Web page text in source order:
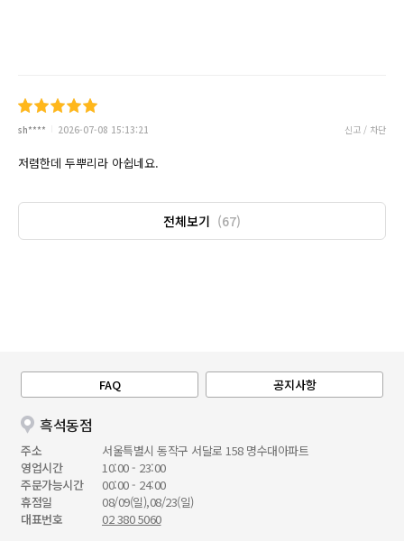
sh**** 2026-07-08 15:13:21 신고 / 차단
저렴한데 두뿌리라 아쉽네요.
전체보기 (67)
FAQ 공지사항
흑석동점
주소
서울특별시 동작구 서달로 158 명수대아파트
영업시간
10:00 - 23:00
주문가능시간
00:00 - 24:00
휴점일
08/09(일),08/23(일)
대표번호
02 380 5060